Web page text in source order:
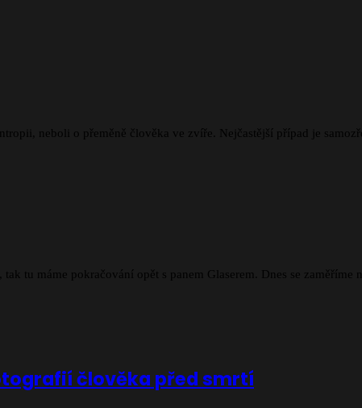
neboli o přeměně člověka ve zvíře. Nejčastější případ je
tu máme pokračování opět s panem Glaserem. Dnes se
člověka před smrtí